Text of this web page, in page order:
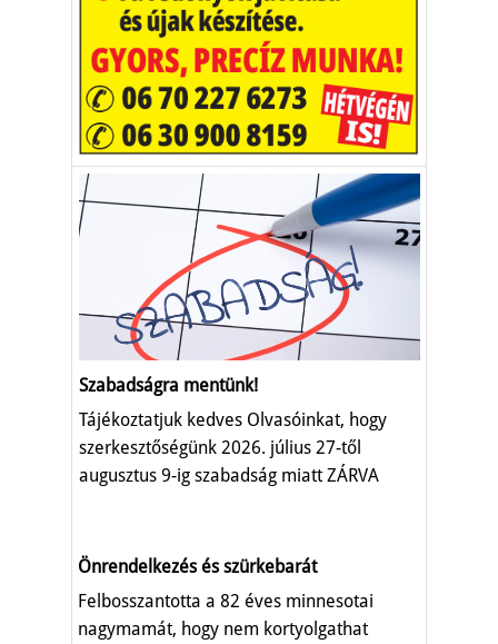
Szabadságra mentünk!
Tájékoztatjuk kedves Olvasóinkat, hogy
szerkesztőségünk 2026. július 27-től
augusztus 9-ig szabadság miatt ZÁRVA
Önrendelkezés és szürkebarát
Felbosszantotta a 82 éves minnesotai
nagymamát, hogy nem kortyolgathat